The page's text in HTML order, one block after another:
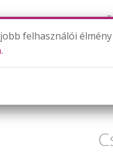
felhasználói